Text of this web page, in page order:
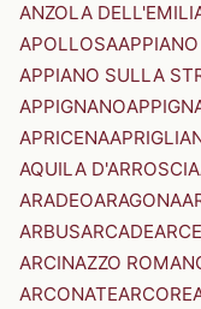
ANZOLA
APOLLOSA
APPIANO SULLA
APPIGNANO
APRICENA
AQUILA D'ARROSCIA
ARADEOARAGONA
ARBUSARCADEARCE
ARCINAZZO
ARCONATEARCORE